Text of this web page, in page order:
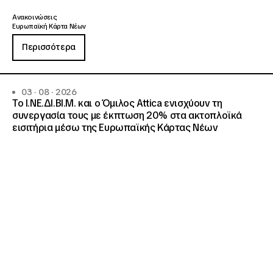
Ανακοινώσεις
Ευρωπαϊκή Κάρτα Νέων
Περισσότερα
03 · 08 · 2026
Το Ι.ΝΕ.ΔΙ.ΒΙ.Μ. και o Όμιλος Attica ενισχύουν τη
συνεργασία τους με έκπτωση 20% στα ακτοπλοϊκά
εισιτήρια μέσω της Ευρωπαϊκής Κάρτας Νέων